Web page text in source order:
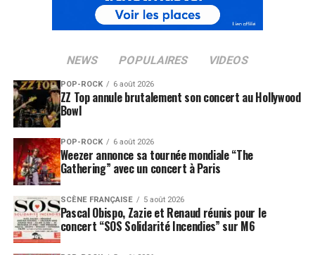
NEWS POPULAIRES VIDEOS
POP-ROCK 6 août 2026
ZZ Top annule brutalement son concert au Hollywood
Bowl
POP-ROCK 6 août 2026
Weezer annonce sa tournée mondiale “The
Gathering” avec un concert à Paris
SCÈNE FRANÇAISE 5 août 2026
Pascal Obispo, Zazie et Renaud réunis pour le
concert “SOS Solidarité Incendies” sur M6